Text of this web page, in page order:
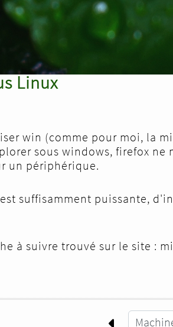
Linux
win (comme pour moi, la
sous windows, firefox ne
un périphérique.
suffisamment puissante,
à suivre trouvé sur le site :